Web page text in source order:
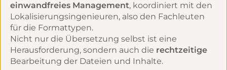
einwandfreies Management, koordiniert mit den
Lokalisierungsingenieuren, also den Fachleuten
für die Formattypen.
Nicht nur die Übersetzung selbst ist eine
Herausforderung, sondern auch die rechtzeitige
Bearbeitung der Dateien und Inhalte.